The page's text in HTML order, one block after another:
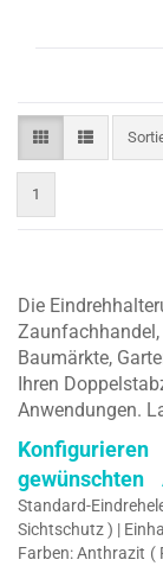
1
Die
Zaunfachhandel,
Baumärkte,
Ihren
Anwendungen.
Standard-
Sichtschutz ) |
Farben: Anthrazit (